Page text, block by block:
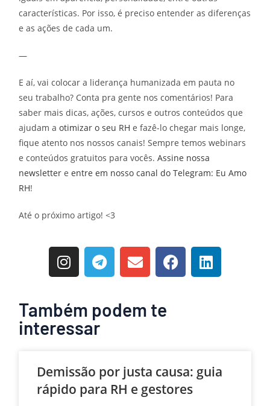
características. Por isso, é preciso entender as diferenças
e as ações de cada um.
—
E aí, vai colocar a liderança humanizada em pauta no
seu trabalho? Conta pra gente nos comentários! Para
saber mais dicas, ações, cursos e outros conteúdos que
ajudam aotimizar o seu RH e fazê-lo chegar mais longe,
fique atento nos nossos canais! Sempre temos webinars
e conteúdos gratuitos para vocês.Assine nossa
newsletter eentre em nosso canal do Telegram: Eu Amo
RH!
Até o próximo artigo! <3
Também podem te
interessar
Demissão por justa causa: guia
rápido para RH e gestores